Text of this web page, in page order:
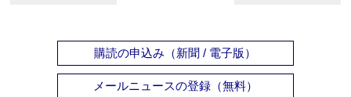
購読の申込み（新聞 / 電子版）
メールニュースの登録（無料）